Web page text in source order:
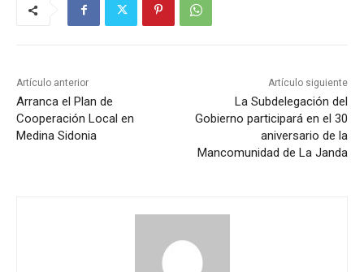
Artículo anterior
Arranca el Plan de
Cooperación Local en
Medina Sidonia
Artículo siguiente
La Subdelegación del
Gobierno participará en el 30
aniversario de la
Mancomunidad de La Janda